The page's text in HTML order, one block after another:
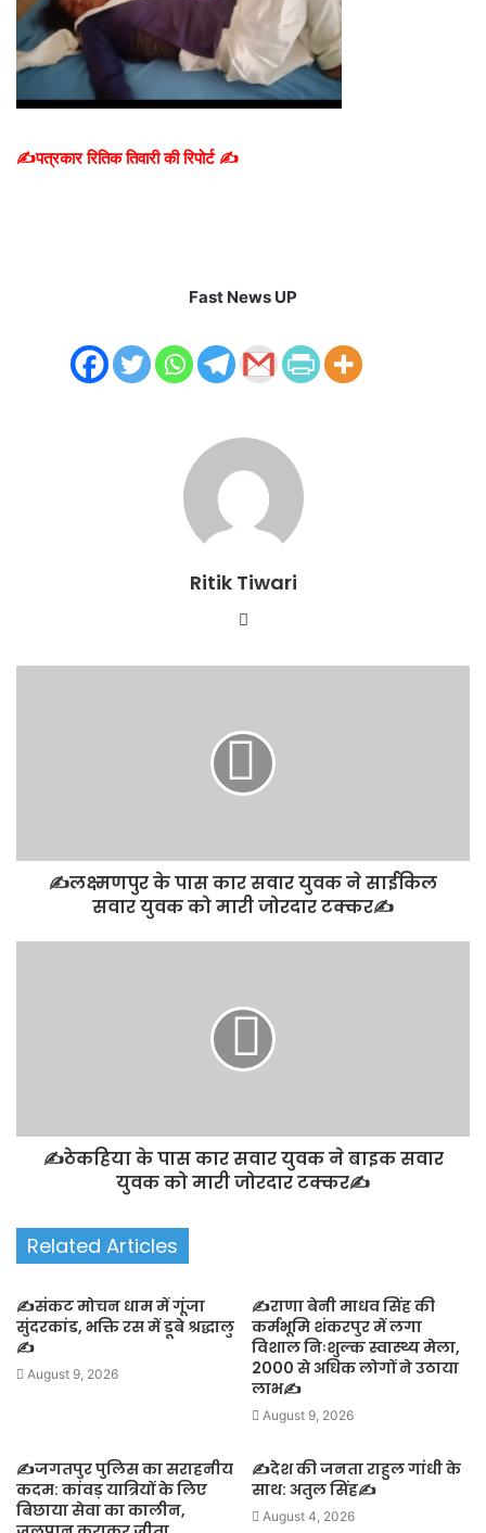
✍️पत्रकार रितिक तिवारी की रिपोर्ट ✍️
Fast News UP
Ritik Tiwari
Website
✍️लक्ष्मणपुर के पास कार सवार युवक ने साईकिल
सवार युवक को मारी जोरदार टक्कर✍️
✍️ठेकहिया के पास कार सवार युवक ने बाइक सवार
युवक को मारी जोरदार टक्कर✍️
Related Articles
✍️संकट मोचन धाम में गूंजा
सुंदरकांड, भक्ति रस में डूबे श्रद्धालु
✍️
August 9, 2026
✍️राणा बेनी माधव सिंह की
कर्मभूमि शंकरपुर में लगा
विशाल निःशुल्क स्वास्थ्य मेला,
2000 से अधिक लोगों ने उठाया
लाभ✍️
August 9, 2026
✍️जगतपुर पुलिस का सराहनीय
कदम: कांवड़ यात्रियों के लिए
बिछाया सेवा का कालीन,
✍️देश की जनता राहुल गांधी के
साथ: अतुल सिंह✍️
August 4, 2026